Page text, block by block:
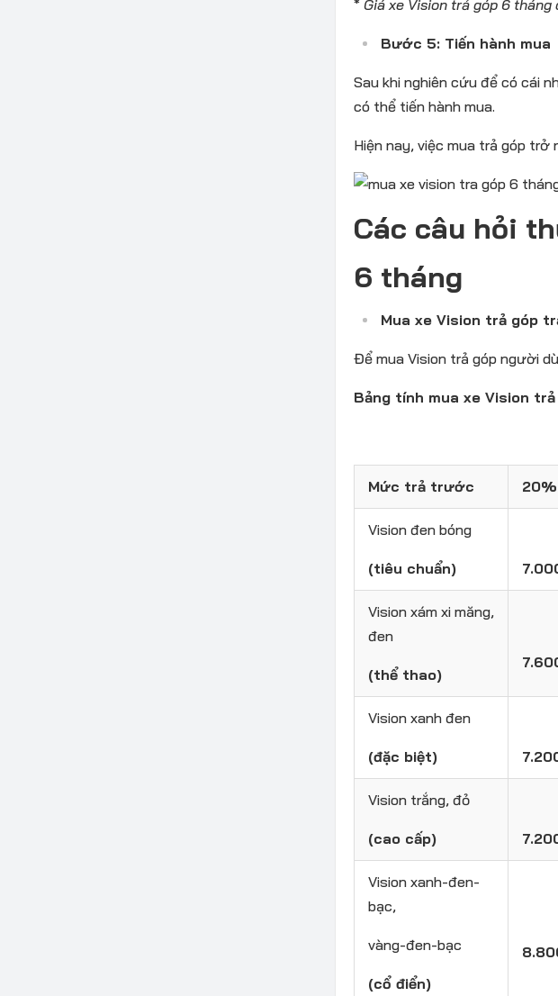
* Giá xe Vision trả góp 6
Bước 5: Tiến hành mua
Sau khi nghiên cứu để có cái
có thể tiến hành mua.
Hiện nay, việc mua trả góp
Các câu hỏi
6 tháng
Mua xe Vision trả góp
Để mua Vision trả góp người
Bảng tính mua xe Vision
Mức trả trước 20%
Vision đen bóng
(tiêu chuẩn)
Vision xám xi măng,
đen
(thể thao)
Vision xanh đen
(đặc biệt)
Vision trắng, đỏ
(cao cấp)
Vision xanh-đen-
bạc,
vàng-đen-bạc
(cổ điển)